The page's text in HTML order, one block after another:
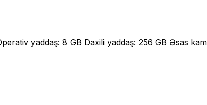
yaddaş: 8 GB Daxili yaddaş: 256 GB Əsas